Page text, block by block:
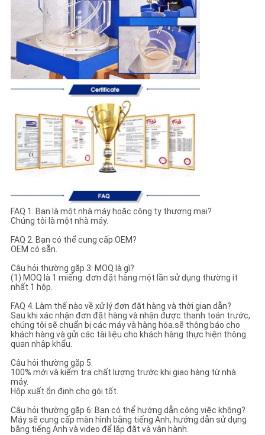
FAQ 1. Bạn là một nhà máy hoặc công ty thương mại?
Chúng tôi là một nhà máy.
FAQ 2. Bạn có thể cung cấp OEM?
OEM có sẵn.
Câu hỏi thường gặp 3: MOQ là gì?
(1) MOQ là 1 miếng. đơn đặt hàng một lần sử dụng thường ít
nhất 1 hộp.
FAQ 4. Làm thế nào về xử lý đơn đặt hàng và thời gian dẫn?
Sau khi xác nhận đơn đặt hàng và nhận được thanh toán trước,
chúng tôi sẽ chuẩn bị các máy và hàng hóa.sẽ thông báo cho
khách hàng và gửi các tài liệu cho khách hàng thực hiện thông
quan nhập khẩu.
Câu hỏi thường gặp 5.
100% mới và kiểm tra chất lượng trước khi giao hàng từ nhà
máy.
Hộp xuất ổn định cho gói tốt.
Câu hỏi thường gặp 6: Bạn có thể hướng dẫn công việc không?
Máy sẽ cung cấp màn hình bằng tiếng Anh, hướng dẫn sử dụng
bằng tiếng Anh và video để lắp đặt và vận hành.